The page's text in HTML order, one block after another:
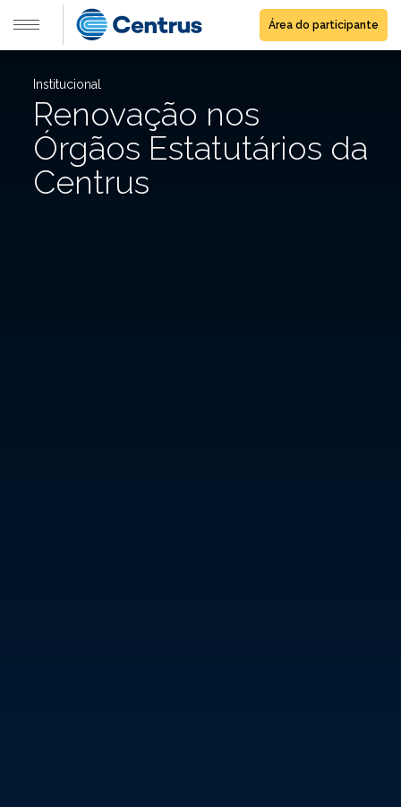
Área do participante
Institucional
Renovação nos
Órgãos Estatutários da
Centrus